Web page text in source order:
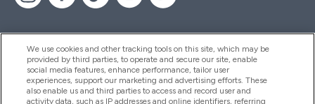
Pomoc I Informacja
We use cookies and other tracking tools on this site, which may be
provided by third parties, to operate and secure our site, enable
social media features, enhance performance, tailor user
experiences, support our marketing and advertising efforts. These
also enable us and third parties to access and record user and
activity data, such as IP addresses and online identifiers, referring